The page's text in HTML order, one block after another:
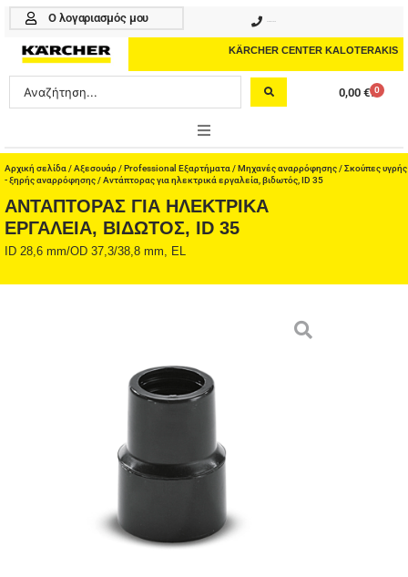
Μετάβαση
περιεχόμενο
Ο λογαριασμός μου
KÄRCHER CENTER KALOTERAKIS
Search
...
0,00 € 0
Cart
ONLINE SHOP
HOME & GARDEN
PROFESSIONAL
ΑΞΕΣΟΥΑΡ
Αρχική σελίδα /Αξεσουάρ/Professional Εξαρτήματα /Μηχανές αναρρόφησης/Σκούπες υγρής
- ξηρής αναρρόφησης/ Αντάπτορας για ηλεκτρικά εργαλεία, βιδωτός, ID 35
ΑΝΤΆΠΤΟΡΑΣ ΓΙΑ ΗΛΕΚΤΡΙΚΆ
ΕΡΓΑΛΕΊΑ, ΒΙΔΩΤΌΣ, ID 35
ID 28,6 mm/OD 37,3/38,8 mm, EL